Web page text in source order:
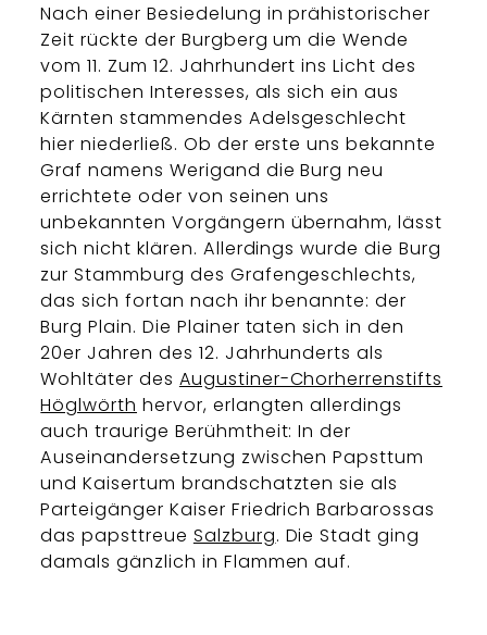
Nach einer Besiedelung in prähistorischer
Zeit rückte der Burgberg um die Wende
vom 11. Zum 12. Jahrhundert ins Licht des
politischen Interesses, als sich ein aus
Kärnten stammendes Adelsgeschlecht
hier niederließ. Ob der erste uns bekannte
Graf namens Werigand die Burg neu
errichtete oder von seinen uns
unbekannten Vorgängern übernahm, lässt
sich nicht klären. Allerdings wurde die Burg
zur Stammburg des Grafengeschlechts,
das sich fortan nach ihr benannte: der
Burg Plain. Die Plainer taten sich in den
20er Jahren des 12. Jahrhunderts als
Wohltäter des Augustiner-Chorherrenstifts
Höglwörth hervor, erlangten allerdings
auch traurige Berühmtheit: In der
Auseinandersetzung zwischen Papsttum
und Kaisertum brandschatzten sie als
Parteigänger Kaiser Friedrich Barbarossas
das papsttreue Salzburg. Die Stadt ging
damals gänzlich in Flammen auf.